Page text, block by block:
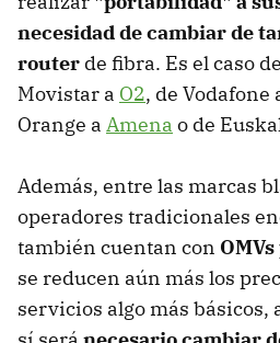
necesidad de cambiar de
router de fibra. Es el caso
Movistar a O2, de Vodafone
Orange a Amena o de
Además, entre las marcas
operadores tradicionales
también cuentan con
se reducen aún más los
servicios algo más básicos,